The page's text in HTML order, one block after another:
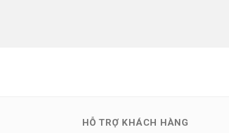
HỖ TRỢ KHÁCH HÀNG